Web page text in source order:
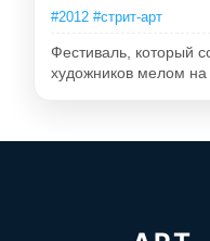
#2012 #стрит-арт
Фестиваль, который
художников мелом